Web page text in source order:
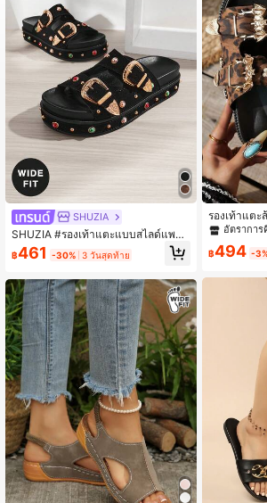
4.84 818 ผู้ติดตาม
4.84 818 ผู้ติดตาม
SHUZIA
SHUZIA #รองเท้าแตะแบบสไลด์แพลต
ฟอร์มหนังกลับสีดำสำหรับผู้หญิงสไตล์เ
ทศกาลแบบกว้าง ประดับอัญมณี หัวเข็
ดเด่นและสวมใส่สบาย
฿461 -30% 3 วันสุดท้าย
รองเท้าแตะ
รับผู้หญิง, รอ
ยหมุดดอกไ
อัตรากา
฿494 -